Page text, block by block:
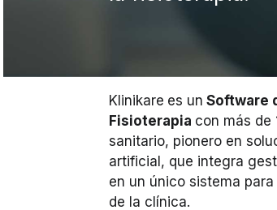
Klinikare es un Software
Fisioterapia con más de
sanitario, pionero en
artificial, que integra
en un único sistema
de la clínica.